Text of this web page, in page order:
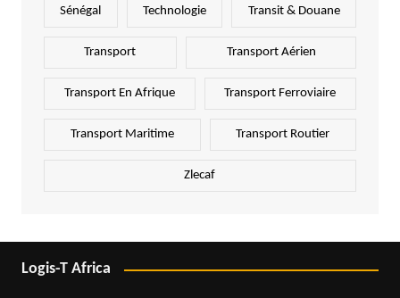
Sénégal Technologie Transit & Douane
Transport Transport Aérien
Transport En Afrique Transport Ferroviaire
Transport Maritime Transport Routier
Zlecaf
Logis-T Africa